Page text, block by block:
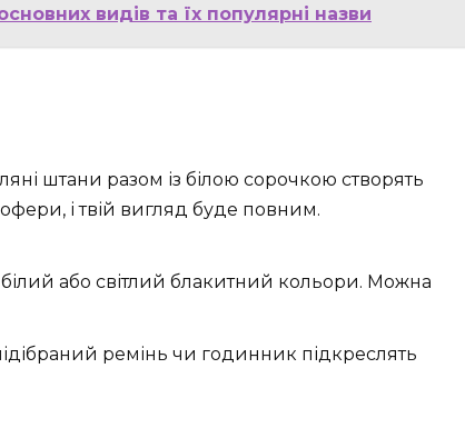
видів та їх популярні назви
штани разом із білою сорочкою створять
і твій вигляд буде повним.
або світлий блакитний кольори. Можна
ремінь чи годинник підкреслять